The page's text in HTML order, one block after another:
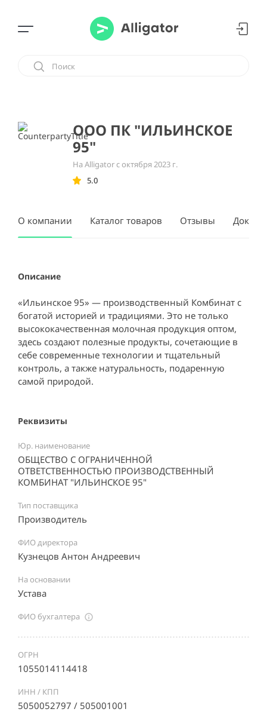
ООО ПК "ИЛЬИНСКОЕ
95"
На Alligator с октября 2023 г.
5.0
О компании Каталог товаров Отзывы
Описание
«Ильинское 95» — производственный Комбинат с
богатой историей и традициями. Это не только
высококачественная молочная продукция оптом,
здесь создают полезные продукты, сочетающие в
себе современные технологии и тщательный
контроль, а также натуральность, подаренную
самой природой.
Реквизиты
Юр. наименование
ОБЩЕСТВО С ОГРАНИЧЕННОЙ
ОТВЕТСТВЕННОСТЬЮ ПРОИЗВОДСТВЕННЫЙ
КОМБИНАТ "ИЛЬИНСКОЕ 95"
Тип поставщика
Производитель
ФИО директора
Кузнецов Антон Андреевич
На основании
Устава
ФИО бухгалтера
ОГРН
1055014114418
ИНН / КПП
5050052797 / 505001001